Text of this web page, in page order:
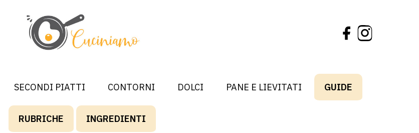
SECONDI PIATTI CONTORNI DOLCI PANE E LIEVITATI GUIDE
RUBRICHE INGREDIENTI